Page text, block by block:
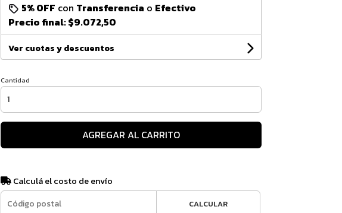
5% OFF con Transferencia o Efectivo
Precio final:$9.072,50
Ver cuotas y descuentos
Cantidad
AGREGAR AL CARRITO
Calculá el costo de envío
CALCULAR